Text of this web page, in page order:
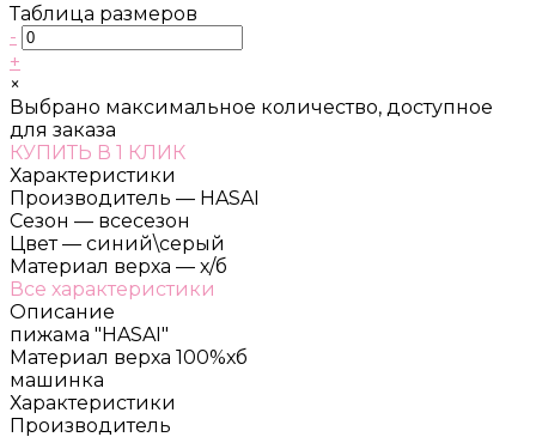
Таблица размеров
-
+
×
Выбрано максимальное количество, доступное
для заказа
КУПИТЬ В 1 КЛИК
Характеристики
Производитель — HASAI
Сезон — всесезон
Цвет — синий\серый
Материал верха — х/б
Все характеристики
Описание
пижама "HASAI"
Материал верха 100%хб
машинка
Характеристики
Производитель